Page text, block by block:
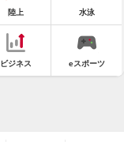
陸上 水泳
ビジネス eスポーツ